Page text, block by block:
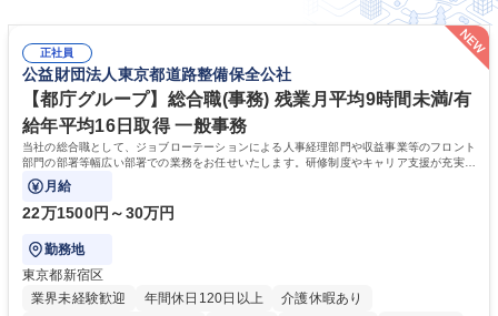
正社員
公益財団法人東京都道路整備保全公社
【都庁グループ】総合職(事務) 残業月平均9時間未満/有
給年平均16日取得 一般事務
当社の総合職として、ジョブローテーションによる人事経理部門や収益事業等のフロント
部門の部署等幅広い部署での業務をお任せいたします。研修制度やキャリア支援が充実し
ております！ ※下記業務詳細
月給
22万1500円～30万円
勤務地
東京都新宿区
業界未経験歓迎
年間休日120日以上
介護休暇あり